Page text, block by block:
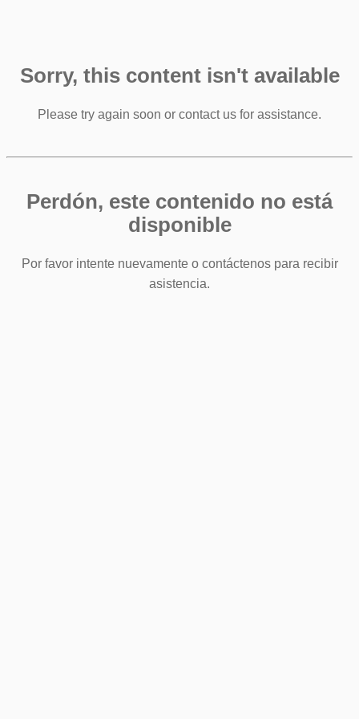
Sorry, this content isn't available
Please try again soon or contact us for assistance.
Perdón, este contenido no está
disponible
Por favor intente nuevamente o contáctenos para recibir
asistencia.